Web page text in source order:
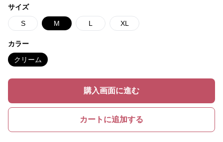
サイズ
S M L XL
カラー
クリーム
購入画面に進む
カートに追加する